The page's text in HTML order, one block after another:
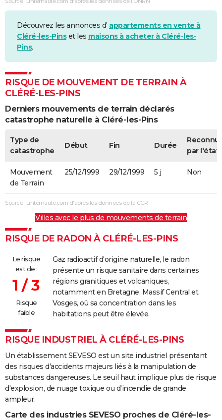
Découvrez les annonces d' appartements en vente à
Cléré-les-Pinset les maisons à acheter à Cléré-les-
Pins.
RISQUE DE MOUVEMENT DE TERRAIN À
CLÉRÉ-LES-PINS
Derniers mouvements de terrain déclarés
catastrophe naturelle à Cléré-les-Pins
Type de
catastrophe
Début Fin Durée
par l'état
Mouvement
de Terrain
25/12/1999 29/12/1999 5 j Non
Source : Linternaute.com d'après les données de la CCR
Villes avec le plus de mouvements de terrain
RISQUE DE RADON À CLÉRÉ-LES-PINS
Le risque
est de :
1 / 3
Risque
faible
Gaz radioactif d'origine naturelle, le radon
présente un risque sanitaire dans certaines
régions granitiques et volcaniques,
notamment en Bretagne, Massif Central et
Vosges, où sa concentration dans les
habitations peut être élevée.
RISQUE INDUSTRIEL À CLÉRÉ-LES-PINS
Un établissement SEVESO est un site industriel présentant
des risques d'accidents majeurs liés à la manipulation de
substances dangereuses. Le seuil haut implique plus de risque
d'explosion, de nuage toxique ou d'incendie de grande
ampleur.
Carte des industries SEVESO proches de Cléré-les-